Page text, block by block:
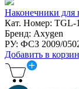
Наконечники для
Кат. Номер: TGL-
Бренд: Axygen
РУ: ФСЗ 2009/
Добавить в